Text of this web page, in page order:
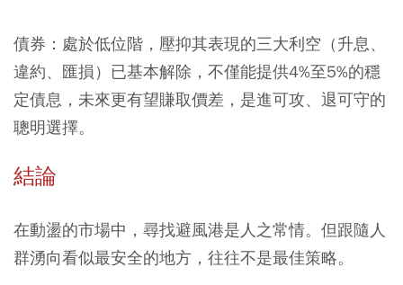
債券：處於低位階，壓抑其表現的三大利空（升息、
違約、匯損）已基本解除，不僅能提供4%至5%的穩
定債息，未來更有望賺取價差，是進可攻、退可守的
聰明選擇。
結論
在動盪的市場中，尋找避風港是人之常情。但跟隨人
群湧向看似最安全的地方，往往不是最佳策略。